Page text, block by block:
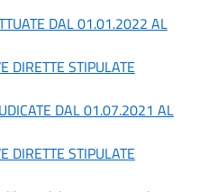
DAL 01.01.2022 AL
DIRETTE STIPULATE
DAL 01.07.2021 AL
DIRETTE STIPULATE